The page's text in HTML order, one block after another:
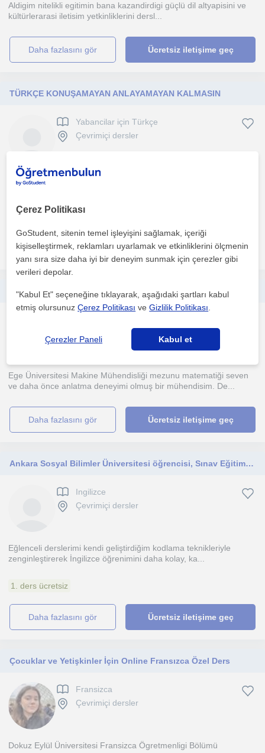
Aldigim nitelikli egitimin bana kazandirdigi güçlü dil altyapisini ve
kültürlerarasi iletisim yetkinliklerini dersl...
daha fazlasını gör Ücretsiz iletişime geç
TÜRKÇE KONUŞAMAYAN ANLAYAMAYAN KALMASIN
Yabancilar için Türkçe
Çevrimiçi dersler
Türkçeyi doğru, akıcı ve özgüvenli kullanmanız için öğrencinin
seviyesine uygun, tamamen kişiselleştirilmiş dersler...
1. ders ücretsiz
daha fazlasını gör Ücretsiz iletişime geç
Çevrimiçi dersler
Ege Üniversitesi Makine Mühendisliği mezunu matematiği seven
ve daha önce anlatma deneyimi olmuş bir mühendisim. De...
daha fazlasını gör Ücretsiz iletişime geç
Ankara Sosyal Bilimler Üniversitesi öğrencisi, Sınav Eğitim Kurumları öğretmeni, 5 yıllık deneyimle İngilizce dersleri
Ingilizce
Çevrimiçi dersler
Eğlenceli derslerimi kendi geliştirdiğim kodlama teknikleriyle
zenginleştirerek İngilizce öğrenimini daha kolay, ka...
1. ders ücretsiz
daha fazlasını gör Ücretsiz iletişime geç
Çocuklar ve Yetişkinler İçin Online Fransızca Özel Ders
Fransizca
Çevrimiçi dersler
Dokuz Eylül Üniversitesi Fransizca Ögretmenligi Bölümü
Çerez Politikası
GoStudent, sitenin temel işleyişini sağlamak, içeriği
kişiselleştirmek, reklamları uyarlamak ve etkinliklerini ölçmenin
yanı sıra size daha iyi bir deneyim sunmak için çerezler gibi
verileri depolar.
"Kabul Et" seçeneğine tıklayarak, aşağıdaki şartları kabul
etmiş olursunuzÇerez Politikası veGizlilik Politikası
Çerezler Paneli Kabul et